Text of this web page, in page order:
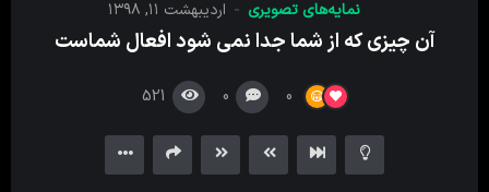
نمایه‌های تصویری اردیبهشت ۱۱, ۱۳۹۸
آن چیزی که از شما جدا نمی شود افعال شماست
0
0
521